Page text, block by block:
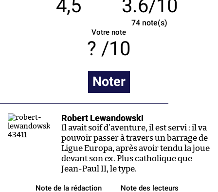
4,5 3.6/10
74 note(s)
Votre note
/10
Noter
Robert Lewandowski
Il avait soif d’aventure, il est servi : il va
pouvoir passer à travers un barrage de
Ligue Europa, après avoir tendu la joue
devant son ex. Plus catholique que
Jean-Paul II, le type.
Note de la rédaction Note des lecteurs